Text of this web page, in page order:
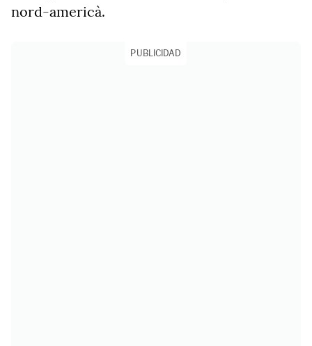
nord-americà.
PUBLICIDAD